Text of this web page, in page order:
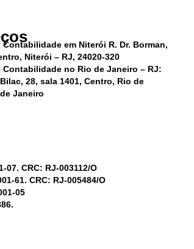
em Niterói R. Dr. Borman,
Niterói – RJ, 24020-320
Contabilidade no Rio de Janeiro – RJ:
28, sala 1401, Centro, Rio de
Janeiro
CRC: RJ-003112/O
61. CRC: RJ-005484/O
05